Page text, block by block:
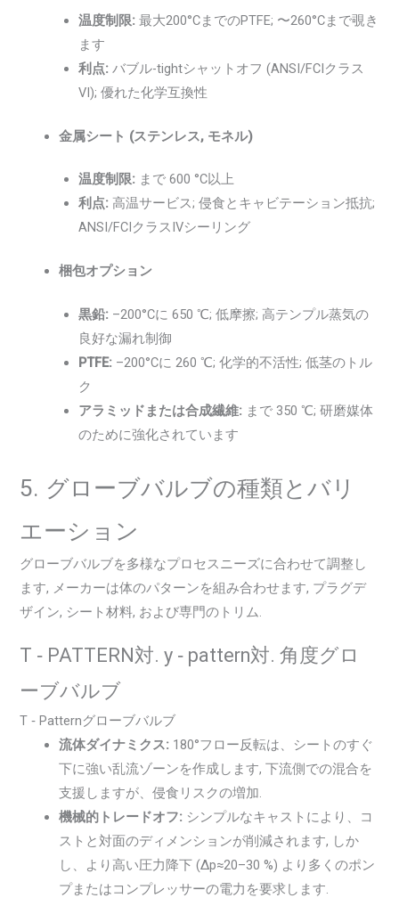
温度制限: 最大200°CまでのPTFE; 〜260°Cまで覗き
ます
利点: バブル-tightシャットオフ (ANSI/FCIクラス
VI); 優れた化学互換性
金属シート (ステンレス, モネル)
温度制限: まで 600 °C以上
利点: 高温サービス; 侵食とキャビテーション抵抗;
ANSI/FCIクラスIVシーリング
梱包オプション
黒鉛: –200°Cに 650 ℃; 低摩擦; 高テンプル蒸気の
良好な漏れ制御
PTFE: –200°Cに 260 ℃; 化学的不活性; 低茎のトル
ク
アラミッドまたは合成繊維: まで 350 ℃; 研磨媒体
のために強化されています
5. グローブバルブの種類とバリ
エーション
グローブバルブを多様なプロセスニーズに合わせて調整し
ます, メーカーは体のパターンを組み合わせます, プラグデ
ザイン, シート材料, および専門のトリム.
T ‑ PATTERN対. y ‑ pattern対. 角度グロ
ーブバルブ
T ‑ Patternグローブバルブ
流体ダイナミクス: 180°フロー反転は、シートのすぐ
下に強い乱流ゾーンを作成します, 下流側での混合を
支援しますが、侵食リスクの増加.
機械的トレードオフ: シンプルなキャストにより、コ
ストと対面のディメンションが削減されます, しか
し、より高い圧力降下 (Δp≈20–30 %) より多くのポン
プまたはコンプレッサーの電力を要求します.